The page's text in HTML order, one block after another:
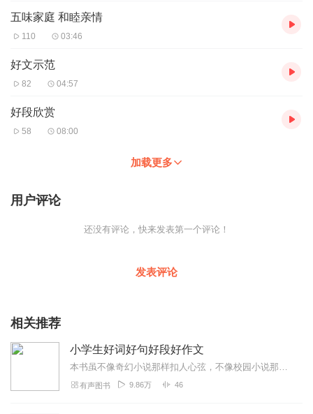
五味家庭 和睦亲情
110 03:46
好文示范
82 04:57
好段欣赏
58 08:00
加载更多
用户评论
还没有评论，快来发表第一个评论！
发表评论
相关推荐
小学生好词好句好段好作文
本书虽不像奇幻小说那样扣人心弦，不像校园小说那样时而捧腹、时而忧伤，但它离你最近，翻开它，你能在范文中看到自己的生活，找到自己的影子，它能带你享受写作的快乐，它...
有声图书 9.86万 46